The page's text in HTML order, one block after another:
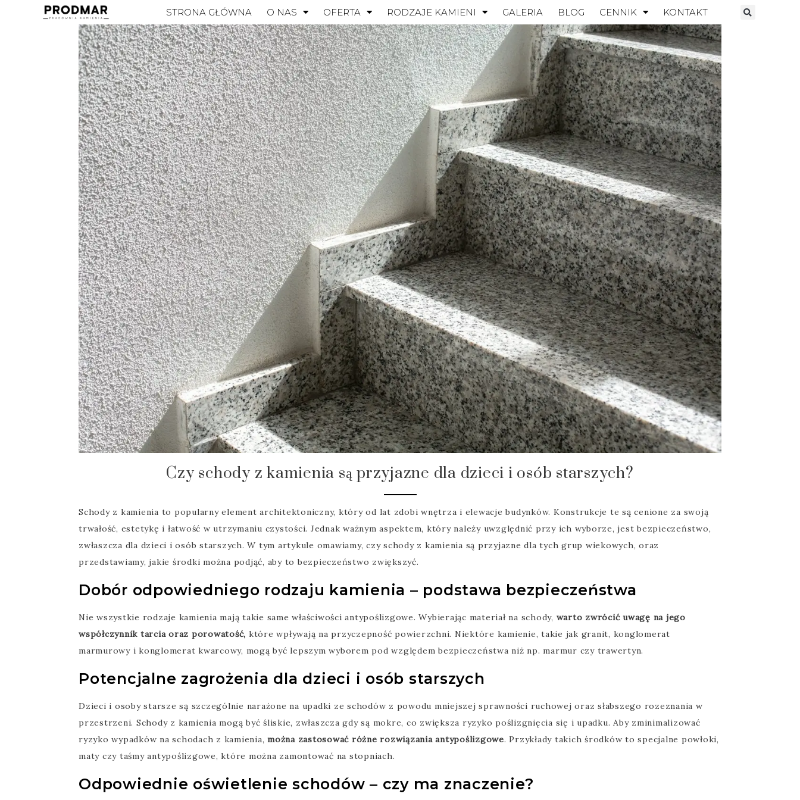
STRONA GŁÓWNA O NAS OFERTA RODZAJE KAMIENI GALERIA BLOG CENNIK KONTAKT
Czy schody z kamienia są przyjazne dla dzieci i osób starszych?
Schody z kamienia to popularny element architektoniczny, który od lat zdobi wnętrza i elewacje budynków. Konstrukcje te są cenione za swoją
trwałość, estetykę i łatwość w utrzymaniu czystości. Jednak ważnym aspektem, który należy uwzględnić przy ich wyborze, jest bezpieczeństwo,
zwłaszcza dla dzieci i osób starszych. W tym artykule omawiamy, czy schody z kamienia są przyjazne dla tych grup wiekowych, oraz
przedstawiamy, jakie środki można podjąć, aby to bezpieczeństwo zwiększyć.
Dobór odpowiedniego rodzaju kamienia – podstawa bezpieczeństwa
Nie wszystkie rodzaje kamienia mają takie same właściwości antypoślizgowe. Wybierając materiał na schody, warto zwrócić uwagę na jego
współczynnik tarcia oraz porowatość, które wpływają na przyczepność powierzchni. Niektóre kamienie, takie jak granit, konglomerat
marmurowy i konglomerat kwarcowy, mogą być lepszym wyborem pod względem bezpieczeństwa niż np. marmur czy trawertyn.
Potencjalne zagrożenia dla dzieci i osób starszych
Dzieci i osoby starsze są szczególnie narażone na upadki ze schodów z powodu mniejszej sprawności ruchowej oraz słabszego rozeznania w
przestrzeni. Schody z kamienia mogą być śliskie, zwłaszcza gdy są mokre, co zwiększa ryzyko poślizgnięcia się i upadku. Aby zminimalizować
ryzyko wypadków na schodach z kamienia, można zastosować różne rozwiązania antypoślizgowe. Przykłady takich środków to specjalne powłoki,
maty czy taśmy antypoślizgowe, które można zamontować na stopniach.
Odpowiednie oświetlenie schodów – czy ma znaczenie?